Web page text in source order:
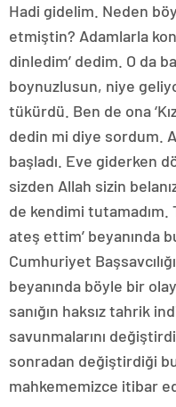
Hadi gidelim. Neden
etmiştin? Adamlarla
dinledim’ dedim. O da
boynuzlusun, niye
tükürdü. Ben de ona
dedin mi diye sordum.
başladı. Eve giderken
sizden Allah sizin
de kendimi tutamadım.
ateş ettim’ beyanında
Cumhuriyet
beyanında böyle bir
sanığın haksız tahrik
savunmalarını
sonradan değiştirdiği
mahkememizce itibar